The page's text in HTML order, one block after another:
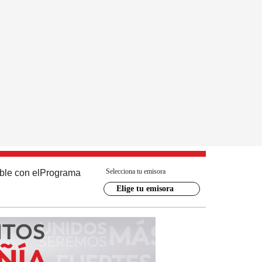
con el Programa Selecciona tu emisora
Elige tu emisora